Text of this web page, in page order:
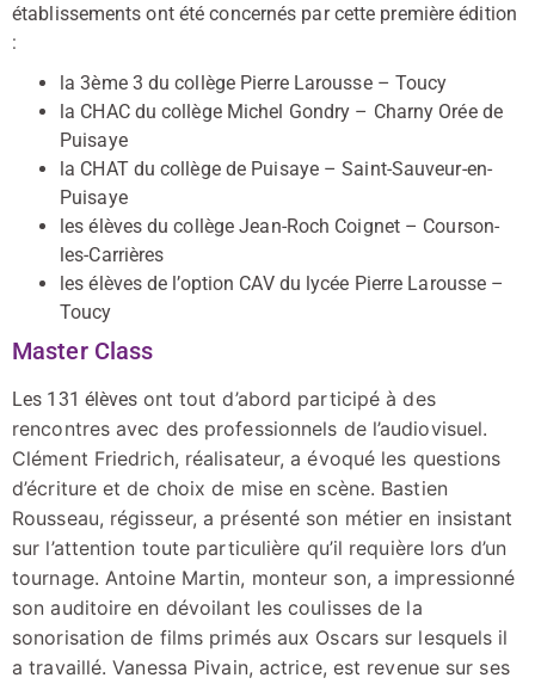
établissements ont été concernés par cette première édition
:
la 3ème 3 du collège Pierre Larousse – Toucy
la CHAC du collège Michel Gondry – Charny Orée de
Puisaye
la CHAT du collège de Puisaye – Saint-Sauveur-en-
Puisaye
les élèves du collège Jean-Roch Coignet – Courson-
les-Carrières
les élèves de l’option CAV du lycée Pierre Larousse –
Toucy
Master Class
Les 131 élèves ont tout d’abord participé à des
rencontres avec des professionnels de l’audiovisuel.
Clément Friedrich, réalisateur, a évoqué les questions
d’écriture et de choix de mise en scène. Bastien
Rousseau, régisseur, a présenté son métier en insistant
sur l’attention toute particulière qu’il requière lors d’un
tournage. Antoine Martin, monteur son, a impressionné
son auditoire en dévoilant les coulisses de la
sonorisation de films primés aux Oscars sur lesquels il
a travaillé. Vanessa Pivain, actrice, est revenue sur ses